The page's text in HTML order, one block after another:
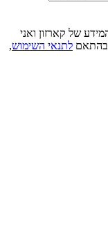
של קארזון ואני
בהתאם לתנאי השימוש,